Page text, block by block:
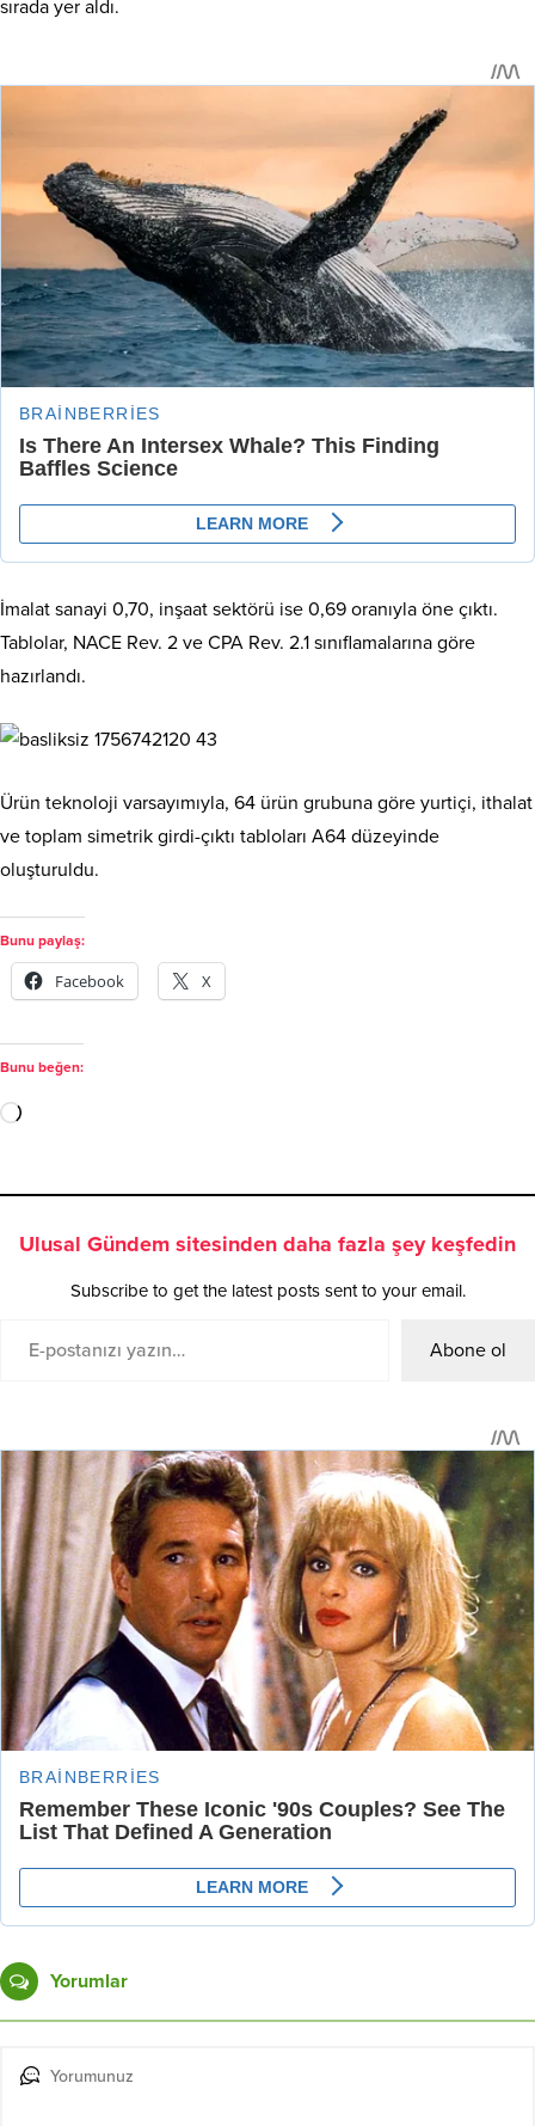
sırada yer aldı.
İmalat sanayi 0,70, inşaat sektörü ise 0,69 oranıyla öne çıktı.
Tablolar, NACE Rev. 2 ve CPA Rev. 2.1 sınıflamalarına göre
hazırlandı.
Ürün teknoloji varsayımıyla, 64 ürün grubuna göre yurtiçi, ithalat
ve toplam simetrik girdi-çıktı tabloları A64 düzeyinde
oluşturuldu.
Bunu paylaş:
Facebook X
Bunu beğen:
Ulusal Gündem sitesinden daha fazla şey keşfedin
Subscribe to get the latest posts sent to your email.
Abone ol
Yorumlar